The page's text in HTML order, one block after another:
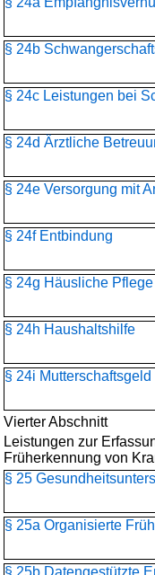
§ 24b
§ 24c Leistungen bei
§ 24d Ärztliche
§ 24e Versorgung mit
§ 24f Entbindung
§ 24g Häusliche Pflege
§ 24h Haushaltshilfe
§ 24i Mutterschaftsgeld
Vierter Abschnitt
Leistungen zur
Früherkennung von
§ 25
§ 25a Organisierte
§ 25b Datengestützte